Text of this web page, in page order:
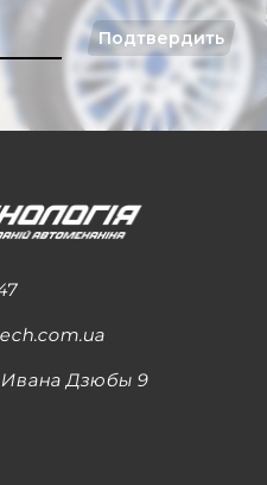
Подтвердить
Ивана Дзюбы 9